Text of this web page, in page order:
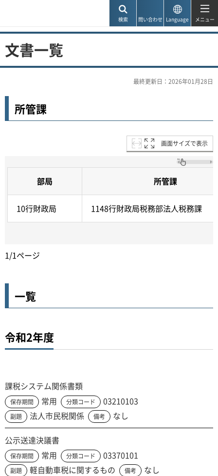
検索 問い合わせ Language メニュー
文書一覧
最終更新日：2026年01月28日
所管課
画面サイズで表示
部局 所管課
10行財政局 1148行財政局税務部法人税務課
1/1ページ
一覧
令和2年度
課税システム関係書類
保存期間 常用 分類コード 03210103
副題 法人市民税関係 備考 なし
公示送達決議書
保存期間 常用 分類コード 03370101
副題 軽自動車税に関するもの 備考 なし